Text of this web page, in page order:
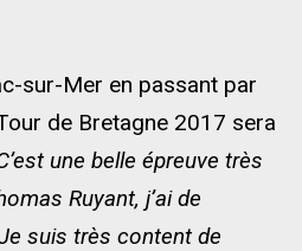
sur-Mer en passant par
de Bretagne 2017 sera
une belle épreuve très
Ruyant, j’ai de
suis très content de